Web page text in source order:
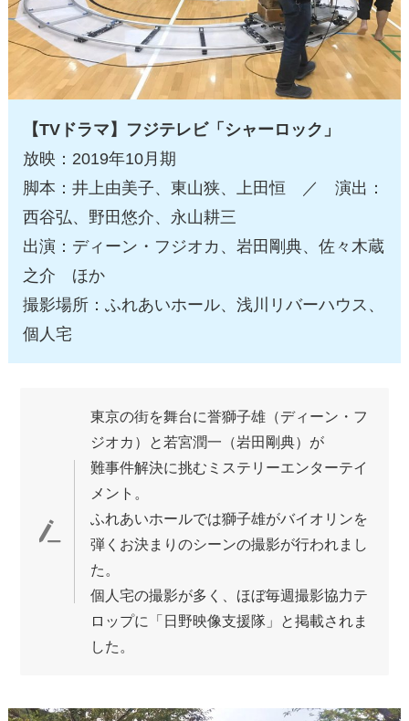
【TVドラマ】フジテレビ「シャーロック」
放映：2019年10月期
脚本：井上由美子、東山狭、上田恒 ／ 演出：
西谷弘、野田悠介、永山耕三
出演：ディーン・フジオカ、岩田剛典、佐々木蔵
之介 ほか
撮影場所：ふれあいホール、浅川リバーハウス、
個人宅
東京の街を舞台に誉獅子雄（ディーン・フ
ジオカ）と若宮潤一（岩田剛典）が
難事件解決に挑むミステリーエンターテイ
メント。
ふれあいホールでは獅子雄がバイオリンを
弾くお決まりのシーンの撮影が行われまし
た。
個人宅の撮影が多く、ほぼ毎週撮影協力テ
ロップに「日野映像支援隊」と掲載されま
した。